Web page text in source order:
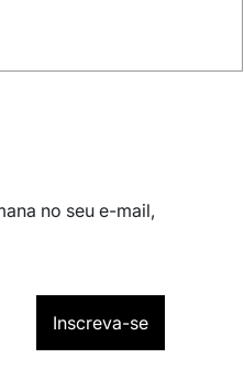
no seu e-mail,